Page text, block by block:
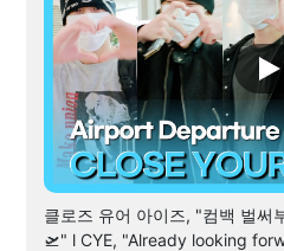
클로즈 유어 아이즈, "컴백 벌써
🛫" l CYE, "Already looking